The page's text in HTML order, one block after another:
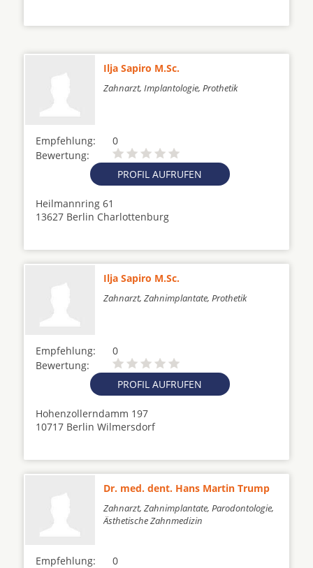
Ilja Sapiro M.Sc.
Zahnarzt, Implantologie, Prothetik
Empfehlung:
0
Bewertung:
PROFIL AUFRUFEN
Heilmannring 61
13627 Berlin Charlottenburg
Ilja Sapiro M.Sc.
Zahnarzt, Zahnimplantate, Prothetik
Empfehlung:
0
Bewertung:
PROFIL AUFRUFEN
Hohenzollerndamm 197
10717 Berlin Wilmersdorf
Dr. med. dent. Hans Martin Trump
Zahnarzt, Zahnimplantate, Parodontologie,
Ästhetische Zahnmedizin
Empfehlung:
0